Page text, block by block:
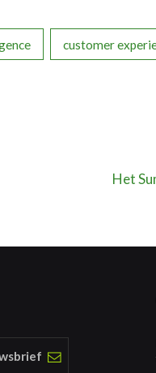
customer
Het